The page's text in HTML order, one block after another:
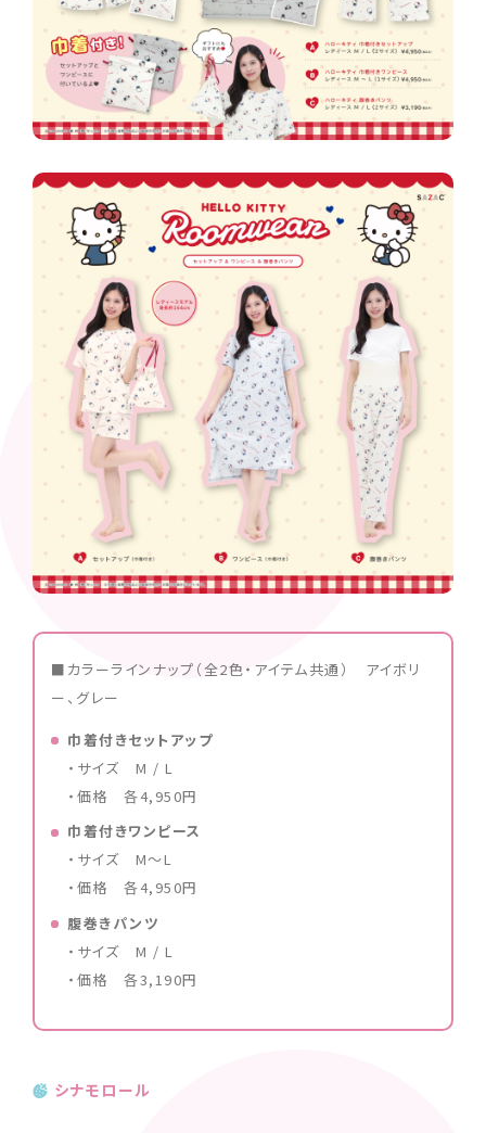
■カラーラインナップ（全2色・アイテム共通） アイボリ
ー、グレー
巾着付きセットアップ
・サイズ M / L
・価格 各4,950円
巾着付きワンピース
・サイズ M〜L
・価格 各4,950円
腹巻きパンツ
・サイズ M / L
・価格 各3,190円
シナモロール